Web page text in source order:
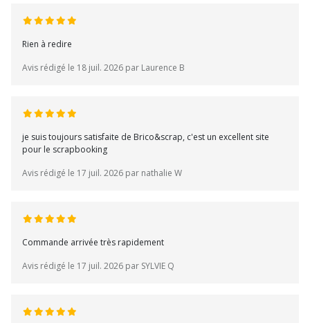
Rien à redire
Avis rédigé le 18 juil. 2026 par Laurence B
je suis toujours satisfaite de Brico&scrap, c'est un excellent site
pour le scrapbooking
Avis rédigé le 17 juil. 2026 par nathalie W
Commande arrivée très rapidement
Avis rédigé le 17 juil. 2026 par SYLVIE Q